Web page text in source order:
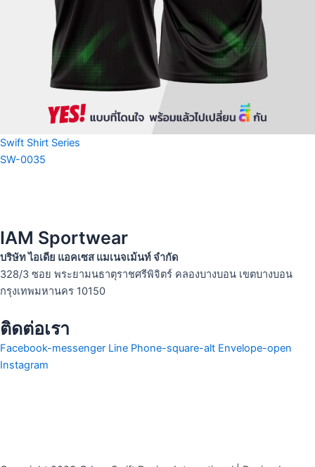
Swift Shirt Series
SW-0035
IAM Sportwear
บริษัท ไอเดีย แอคเซส แมเนจเม้นท์ จำกัด
328/3 ซอย พระยามนธาตุราชศรีพิจิตร์ คลองบางบอน เขตบางบอน
กรุงเทพมหานคร 10150
ติดต่อเรา
Facebook-messenger Line Phone-square-alt Envelope-open
Instagram